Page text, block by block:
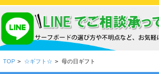
TOP > ☆ギフト☆ > 母の日ギフト